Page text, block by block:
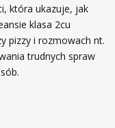
która ukazuje, jak
klasa 2cu
pizzy i rozmowach nt.
trudnych spraw